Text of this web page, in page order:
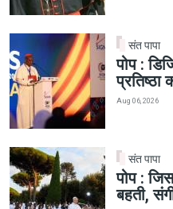
संत पापा
पोप :
प्रतिष्ठा
Aug 06, 2026
संत पापा
पोप :
बहती,